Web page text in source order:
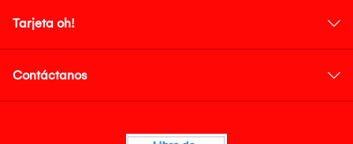
Tarjeta oh!
Contáctanos